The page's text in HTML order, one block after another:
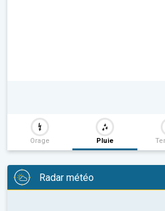
Orage Pluie
Radar météo